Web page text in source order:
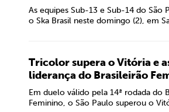
As equipes Sub-13 e Sub-14 do São
o Ska Brasil neste domingo (2), em
Tricolor supera o Vitória e
liderança do Brasileirão
Em duelo válido pela 14ª rodada do
Feminino, o São Paulo superou o